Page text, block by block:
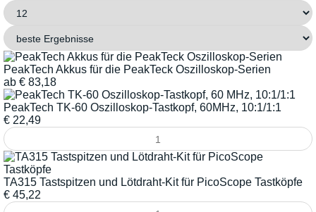
PeakTech Akkus für die PeakTeck Oszilloskop-Serien
ab € 83,18
PeakTech TK-60 Oszilloskop-Tastkopf, 60MHz, 10:1/1:1
€ 22,49
TA315 Tastspitzen und Lötdraht-Kit für PicoScope Tastköpfe
€ 45,22